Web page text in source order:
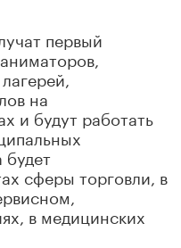
первый
на
и будут работать
сферы торговли, в
в медицинских